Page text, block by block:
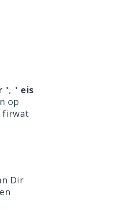
", " eis
op
firwat
Dir